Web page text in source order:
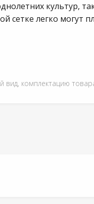
культур,
легко могут
комплектацию